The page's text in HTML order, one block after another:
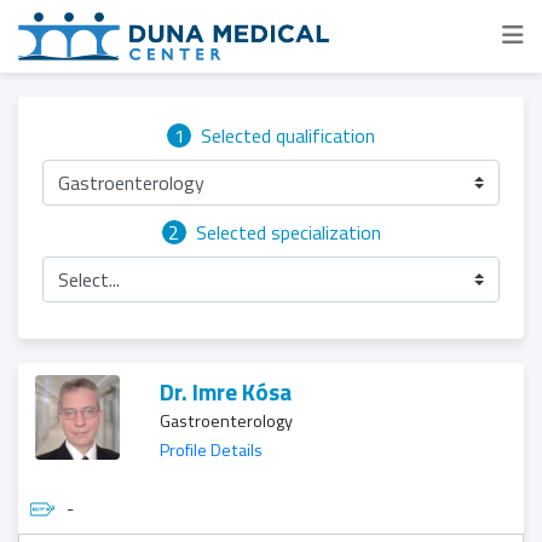
1 Selected qualification
Gastroenterology
2
Selected specialization
Select...
Dr. Imre Kósa
Gastroenterology
Profile Details
-